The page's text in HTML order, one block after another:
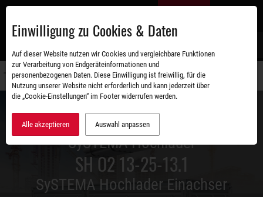
Zum
SySTEMA Hochlader
SH O2 13-25-13.1
SySTEMA Hochlader Einachser
Einwilligung zu Cookies & Daten
Auf dieser Website nutzen wir Cookies und vergleichbare Funktionen
zur Verarbeitung von Endgeräteinformationen und
personenbezogenen Daten. Diese Einwilligung ist freiwillig, für die
Nutzung unserer Website nicht erforderlich und kann jederzeit über
die „Cookie-Einstellungen“ im Footer widerrufen werden.
Alle akzeptieren Auswahl anpassen